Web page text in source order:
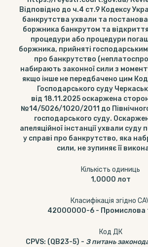
Відповідно до ч.4 ст.9 Кодексу
банкрутства ухвали та
боржника банкрутом та відкриття
процедури або процедури
боржника, прийняті
про банкрутство
набирають законної сили з
якщо інше не передбачено цим
Господарського суду
від 18.11.2025 оскаржена
№14/5026/1020/2011 до
господарського суду.
апеляційної інстанції ухвали суду
у справі про банкрутство, яка
сили, не зупиняє її
Кількість одиниць
1,0000 лот
Класифікація згідно
42000000-6- Промислова
Код ДК
CPVS: (QB23-5) - З питань